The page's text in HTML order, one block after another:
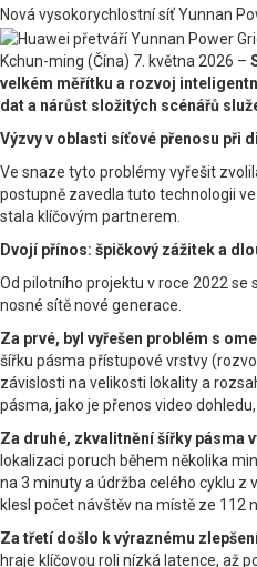
Nová vysokorychlostní síť Yunnan
Kchun-ming (Čína) 7. května 2026 –
velkém měřítku a rozvoj
dat a nárůst složitých scénářů
Výzvy v oblasti síťové přenosu při
Ve snaze tyto problémy vyřešit
postupně zavedla tuto technologii
stala klíčovým partnerem.
Dvojí přínos: špičkový zážitek a
Od pilotního projektu v roce 2022 se
nosné sítě nové generace.
Za prvé, byl vyřešen problém s
šířku pásma přístupové vrstvy
závislosti na velikosti lokality a
pásma, jako je přenos video
Za druhé, zkvalitnění šířky pásma
lokalizaci poruch během několika
na 3 minuty a údržba celého cyklu z
klesl počet návštěv na místě ze 112
Za třetí došlo k výraznému
hraje klíčovou roli nízká latence, až